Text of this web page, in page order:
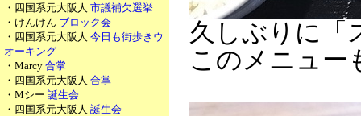
・四国系元大阪人 市議補欠選挙
・けんけん ブロック会
・四国系元大阪人 今日も街歩きウ
オーキング
・Marcy 合掌
・四国系元大阪人 合掌
・Mシー 誕生会
・四国系元大阪人 誕生会
久しぶりに「
このメニュー